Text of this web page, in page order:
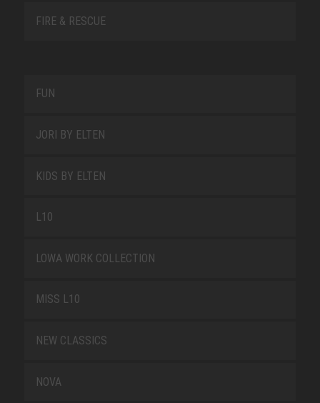
FIRE & RESCUE
FUN
JORI BY ELTEN
KIDS BY ELTEN
L10
LOWA WORK COLLECTION
MISS L10
NEW CLASSICS
NOVA